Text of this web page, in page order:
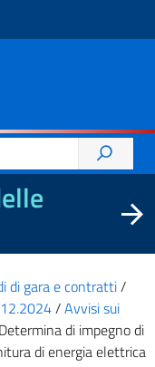
di gara e contratti/
/Avvisi sui
Determina di impegno di
di energia elettrica